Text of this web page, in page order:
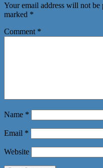
Your email address will not be
marked *
Comment *
Name *
Email *
Website